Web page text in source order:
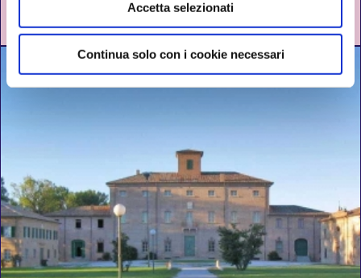
Accetta selezionati
Continua solo con i cookie necessari
DAL 03 GIUGNO AL 26 AGOSTO 2026